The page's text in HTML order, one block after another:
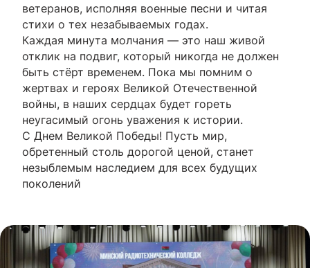
ветеранов, исполняя военные песни и читая
стихи о тех незабываемых годах.
Каждая минута молчания — это наш живой
отклик на подвиг, который никогда не должен
быть стёрт временем. Пока мы помним о
жертвах и героях Великой Отечественной
войны, в наших сердцах будет гореть
неугасимый огонь уважения к истории.
С Днем Великой Победы! Пусть мир,
обретенный столь дорогой ценой, станет
незыблемым наследием для всех будущих
поколений